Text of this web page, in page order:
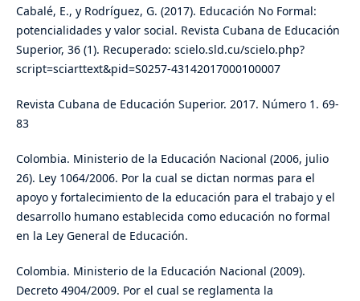
Cabalé, E., y Rodríguez, G. (2017). Educación No Formal:
potencialidades y valor social. Revista Cubana de Educación
Superior, 36 (1). Recuperado: scielo.sld.cu/scielo.php?
script=sciarttext&pid=S0257-43142017000100007
Revista Cubana de Educación Superior. 2017. Número 1. 69-
83
Colombia. Ministerio de la Educación Nacional (2006, julio
26). Ley 1064/2006. Por la cual se dictan normas para el
apoyo y fortalecimiento de la educación para el trabajo y el
desarrollo humano establecida como educación no formal
en la Ley General de Educación.
Colombia. Ministerio de la Educación Nacional (2009).
Decreto 4904/2009. Por el cual se reglamenta la